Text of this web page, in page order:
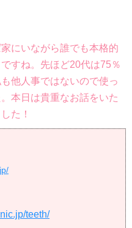
にいながら誰でも本格的
すね。先ほど20代は75％
他人事ではないので使っ
本日は貴重なお話をいた
た！
teeth/